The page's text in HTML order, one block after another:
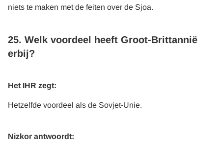
niets te maken met de feiten over de Sjoa.
25. Welk voordeel heeft Groot-Brittannië
erbij?
Het IHR zegt:
Hetzelfde voordeel als de Sovjet-Unie.
Nizkor antwoordt: